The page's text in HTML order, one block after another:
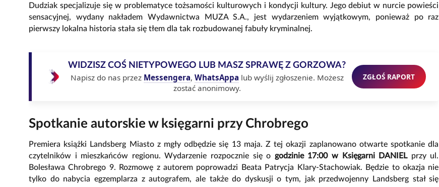
Dudziak specjalizuje się w problematyce tożsamości kulturowych i kondycji kultury. Jego debiut w nurcie powieści
sensacyjnej, wydany nakładem Wydawnictwa MUZA S.A., jest wydarzeniem wyjątkowym, ponieważ po raz
pierwszy lokalna historia stała się tłem dla tak rozbudowanej fabuły kryminalnej.
WIDZISZ COŚ NIETYPOWEGO LUB MASZ SPRAWĘ Z GORZOWA?
Napisz do nas przez Messengera, WhatsAppa lub wyślij zgłoszenie. Możesz
zostać anonimowy.
ZGŁOŚ RAPORT
Spotkanie autorskie w księgarni przy Chrobrego
Premiera książki Landsberg Miasto z mgły odbędzie się 13 maja. Z tej okazji zaplanowano otwarte spotkanie dla
czytelników i mieszkańców regionu. Wydarzenie rozpocznie się o godzinie 17:00 w Księgarni DANIELprzy ul.
Bolesława Chrobrego 9. Rozmowę z autorem poprowadzi Beata Patrycja Klary-Stachowiak. Będzie to okazja nie
tylko do nabycia egzemplarza z autografem, ale także do dyskusji o tym, jak przedwojenny Landsberg stał się